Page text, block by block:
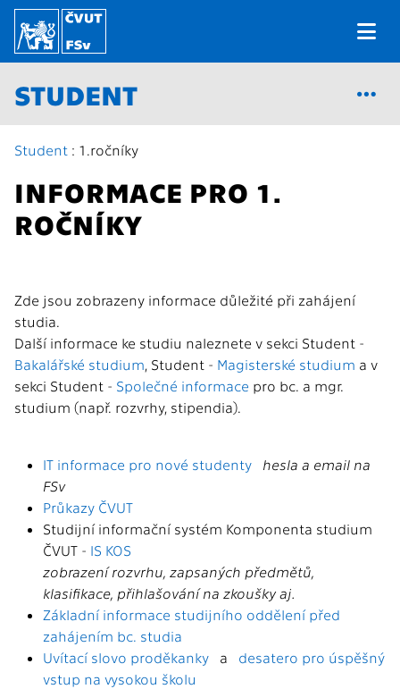
STUDENT
Student : 1.ročníky
INFORMACE PRO 1.
ROČNÍKY
Zde jsou zobrazeny informace důležité při zahájení
studia.
Další informace ke studiu naleznete v sekci Student -
Bakalářské studium, Student - Magisterské studium a v
sekci Student - Společné informace pro bc. a mgr.
studium (např. rozvrhy, stipendia).
IT informace pro nové studenty
hesla a email na
FSv
Průkazy ČVUT
Studijní informační systém Komponenta studium
ČVUT - IS KOS
zobrazení rozvrhu, zapsaných předmětů,
klasifikace, přihlašování na zkoušky aj.
Základní informace studijního oddělení před
zahájením bc. studia
Uvítací slovo proděkanky a desatero pro úspěšný
vstup na vysokou školu